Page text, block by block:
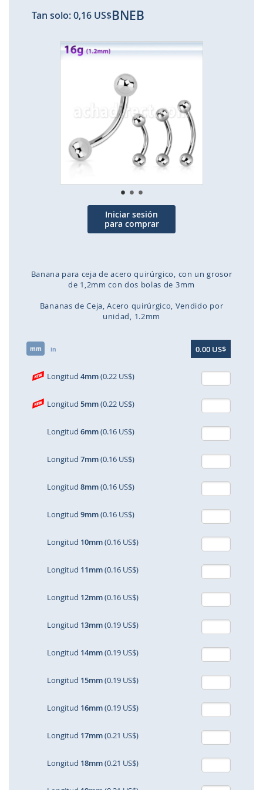
Tan solo:0,16 US$BNEB
Saltar
al
de
la
de
imágenes
Iniciar sesión
para comprar
Banana para ceja de acero quirúrgico, con un grosor
de 1,2mm con dos bolas de 3mm
Bananas de Ceja Acero quirúrgico Vendido por
unidad
1.2mm
de
de
mm in 0.00 US$
Longitud 4mm(0.22 US$)
Longitud 5mm(0.22 US$)
Longitud 6mm(0.16 US$)
Longitud 7mm(0.16 US$)
Longitud 8mm(0.16 US$)
Longitud 9mm(0.16 US$)
Longitud 10mm(0.16 US$)
Longitud 11mm(0.16 US$)
Longitud 12mm(0.16 US$)
Longitud 13mm(0.19 US$)
Longitud 14mm(0.19 US$)
Longitud 15mm(0.19 US$)
Longitud 16mm(0.19 US$)
Longitud 17mm(0.21 US$)
Longitud 18mm(0.21 US$)